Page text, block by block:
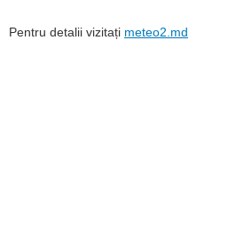
Pentru detalii vizitați meteo2.md